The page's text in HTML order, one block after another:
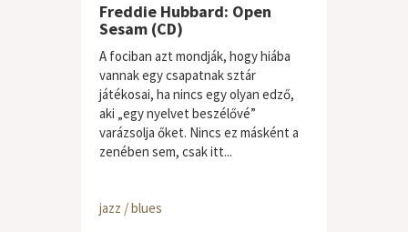
Freddie Hubbard: Open
Sesam (CD)
A fociban azt mondják, hogy hiába
vannak egy csapatnak sztár
játékosai, ha nincs egy olyan edző,
aki „egy nyelvet beszélővé”
varázsolja őket. Nincs ez másként a
zenében sem, csak itt...
jazz / blues